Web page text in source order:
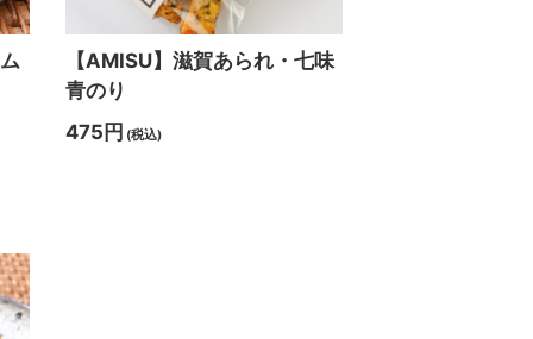
【AMISU】滋賀あられ・七味
青のり
475円 (税込)